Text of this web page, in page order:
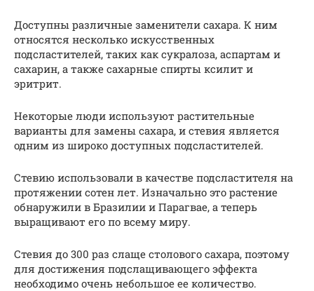
Доступны различные заменители сахара. К ним
относятся несколько искусственных
подсластителей, таких как сукралоза, аспартам и
сахарин, а также сахарные спирты ксилит и
эритрит.
Некоторые люди используют растительные
варианты для замены сахара, и стевия является
одним из широко доступных подсластителей.
Стевию использовали в качестве подсластителя на
протяжении сотен лет. Изначально это растение
обнаружили в Бразилии и Парагвае, а теперь
выращивают его по всему миру.
Стевия до 300 раз слаще столового сахара, поэтому
для достижения подслащивающего эффекта
необходимо очень небольшое ее количество.